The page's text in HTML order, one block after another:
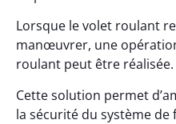
Lorsque le volet roulant
manœuvrer, une
roulant peut être réalisée.
Cette solution permet
la sécurité du système de